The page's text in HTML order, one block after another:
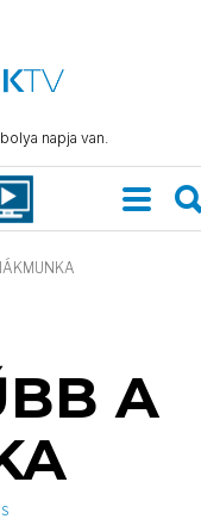
napja van.
A